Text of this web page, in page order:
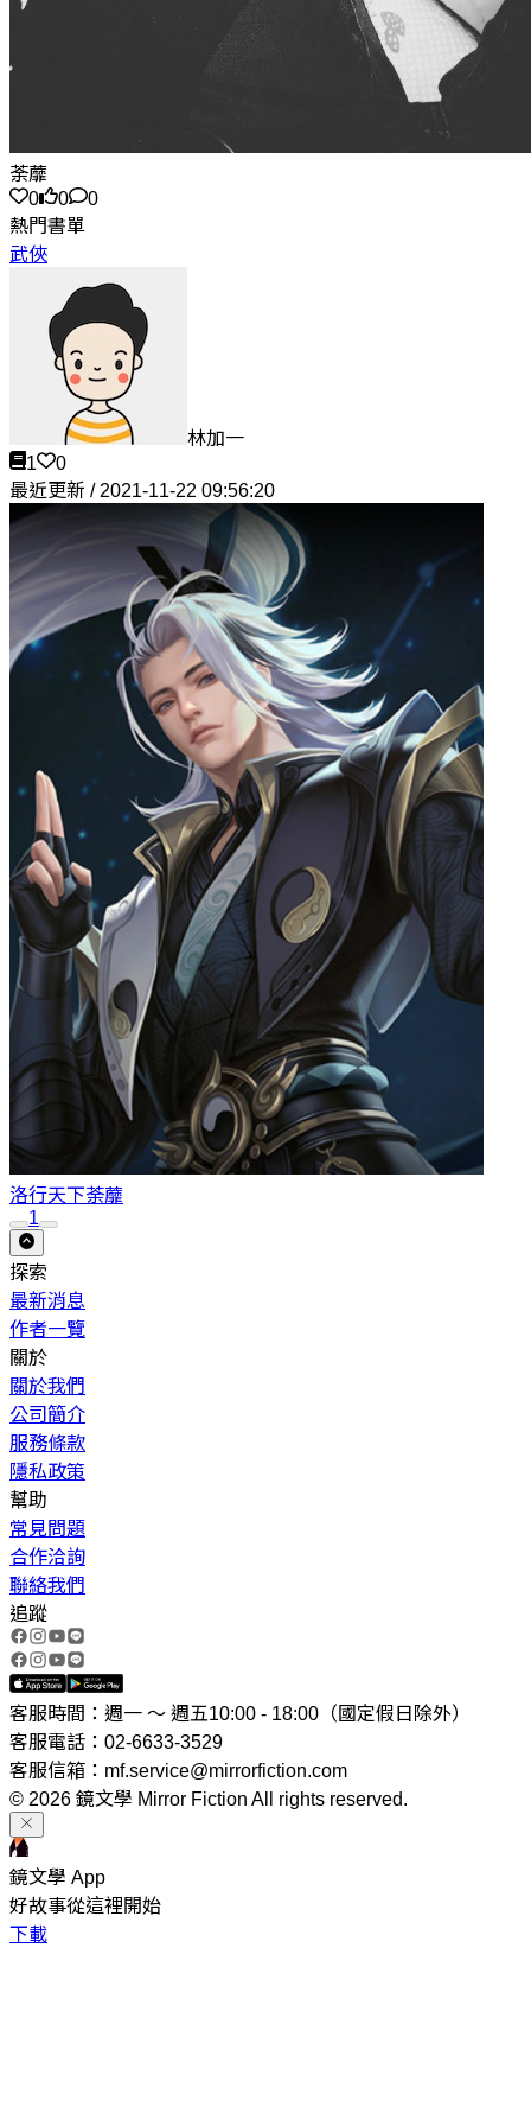
荼蘼
0
0
0
熱門書單
武俠
林加一
1
0
最近更新 / 2021-11-22 09:56:20
洛行天下荼蘼
1
探索
最新消息
作者一覽
關於
關於我們
公司簡介
服務條款
隱私政策
幫助
常見問題
合作洽詢
聯絡我們
追蹤
客服時間：週一 ～ 週五10:00 - 18:00（國定假日除外）
客服電話：02-6633-3529
客服信箱：mf.service@mirrorfiction.com
© 2026 鏡文學 Mirror Fiction All rights reserved.
鏡文學 App
好故事從這裡開始
下載